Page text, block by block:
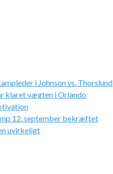
i Johnson vs. Thorslund
klaret vægten i Orlando
12. september bekræftet
uvirkeligt